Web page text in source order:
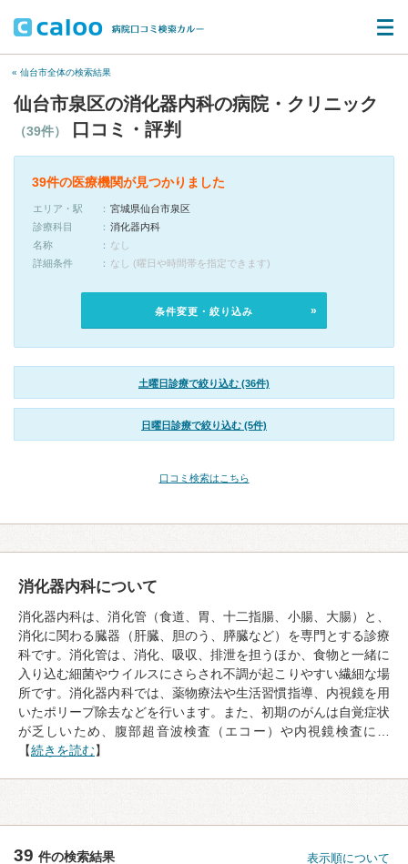
« 仙台市全体の検索結果
仙台市泉区の消化器内科の病院・クリニック
（39件） 口コミ・評判
39件の医療機関が見つかりました
エリア・駅
宮城県仙台市泉区
診療科目
消化器内科
名称
なし
詳細条件
なし (曜日や時間帯を指定できます)
条件変更・絞り込み
土曜日診療で絞り込む (36件)
日曜日診療で絞り込む (5件)
口コミ検索はこちら
消化器内科について
消化器内科は、消化管（食道、胃、十二指腸、小腸、大腸）と、
消化に関わる臓器（肝臓、胆のう、膵臓など）を専門とする診療
科です。消化管は、消化、吸収、排泄を担うほか、食物と一緒に
入り込む細菌やウイルスにさらされ不調が起こりやすい繊細な場
所です。消化器内科では、薬物療法や生活習慣指導、内視鏡を用
いたポリープ除去などを行います。また、初期のがんは自覚症状
が乏しいため、腹部超音波検査（エコー）や内視鏡検査に…
【続きを読む】
39 件の検索結果 表示順について